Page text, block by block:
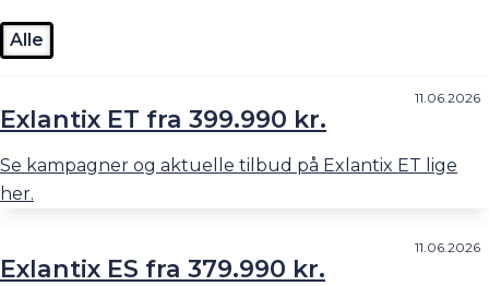
Alle
11.06.2026
Exlantix ET fra 399.990 kr.
Se kampagner og aktuelle tilbud på Exlantix ET lige
her.
11.06.2026
Exlantix ES fra 379.990 kr.